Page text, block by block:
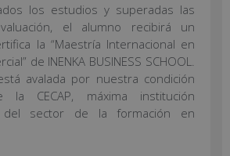
los estudios y superadas las
el alumno recibirá un
la “Maestría Internacional en
de INENKA BUSINESS SCHOOL.
avalada por nuestra condición
CECAP, máxima institución
del sector de la formación en